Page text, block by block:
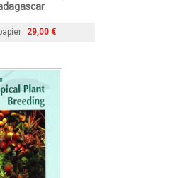
29,00 €